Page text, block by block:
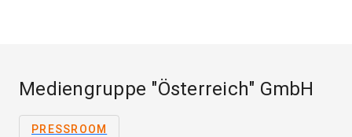
Mediengruppe "Österreich" GmbH
PRESSROOM